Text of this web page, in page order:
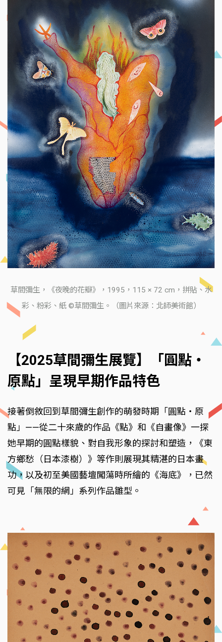
草間彌生，《夜晚的花瓣》，1995，115 × 72 cm，拼貼、水
彩、粉彩、紙 ©草間彌生。（圖片來源：北師美術館）
【2025草間彌生展覽】「圓點・
原點」呈現早期作品特色
接著倒敘回到草間彌生創作的萌發時期「圓點・原
點」——從二十來歲的作品《點》和《自畫像》一探
她早期的圓點樣貌、對自我形象的探討和塑造，《東
方鄉愁（日本漆樹）》等作則展現其精湛的日本畫
功，以及初至美國藝壇闖蕩時所繪的《海底》，已然
可見「無限的網」系列作品雛型。